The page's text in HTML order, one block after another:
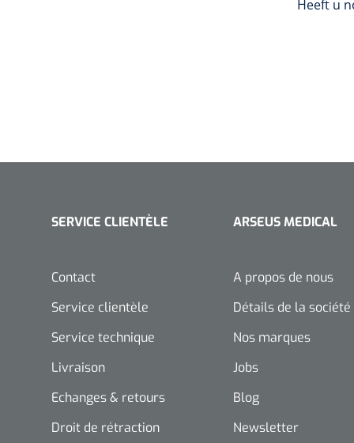
Laser
Heeft u
SERVICE CLIENTÈLE
Contact
Service clientèle
Service technique
Livraison
Echanges & retours
Droit de rétraction
ARSEUS MEDICAL
A propos de nous
Détails de la société
Nos marques
Jobs
Blog
Newsletter